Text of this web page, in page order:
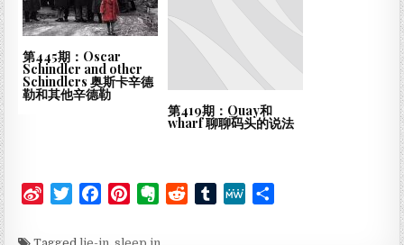
第445期：Oscar
Schindler and other
Schindlers 奥斯卡辛德
勒和其他辛德勒
第419期：Quay和
wharf 聊聊码头的说法
n
T
i
c
n
E
e
T
M